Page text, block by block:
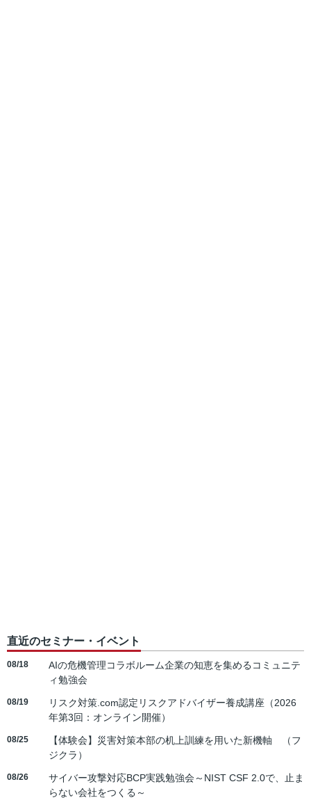
直近のセミナー・イベント
08/18
AIの危機管理コラボルーム企業の知恵を集めるコミュニテ
ィ勉強会
08/19
リスク対策.com認定リスクアドバイザー養成講座（2026
年第3回：オンライン開催）
08/25
【体験会】災害対策本部の机上訓練を用いた新機軸 （フ
ジクラ）
08/26
サイバー攻撃対応BCP実践勉強会～NIST CSF 2.0で、止ま
らない会社をつくる～